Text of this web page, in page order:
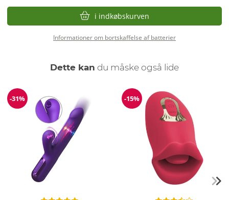
i indkøbskurven
Informationer om bortskaffelse af batterier
Dette kan du måske også lide
Rabat
-31% Rabat
-15%